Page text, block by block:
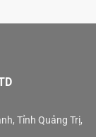
Tỉnh Quảng Trị,